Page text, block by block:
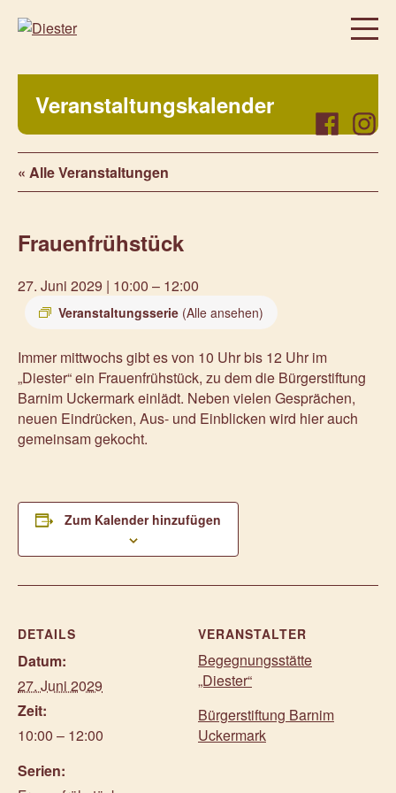
Über uns
Regelmäßige Angebote
Was bei uns sonst noch so los ist…
Veranstaltungen
Prenzlauer Frauenwochen 2025
Unsere Partner
Aktuelles
Kontakt
Facebook
Veranstaltungskalender
« Alle Veranstaltungen
Frauenfrühstück
27. Juni 2029 | 10:00 – 12:00
Veranstaltungsserie (Alle ansehen)
Immer mittwochs gibt es von 10 Uhr bis 12 Uhr im
„Diester“ ein Frauenfrühstück, zu dem die Bürgerstiftung
Barnim Uckermark einlädt. Neben vielen Gesprächen,
neuen Eindrücken, Aus- und Einblicken wird hier auch
gemeinsam gekocht.
Zum Kalender hinzufügen
DETAILS
Datum:
27. Juni 2029
Zeit:
10:00 – 12:00
Serien:
VERANSTALTER
Begegnungsstätte
„Diester“
Bürgerstiftung Barnim
Uckermark